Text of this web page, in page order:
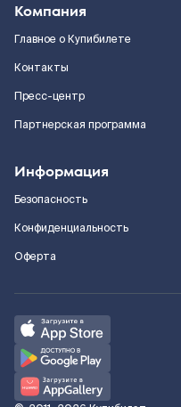
Компания
Главное о Купибилете
Контакты
Пресс-центр
Партнерская программа
Информация
Безопасность
Конфиденциальность
Оферта